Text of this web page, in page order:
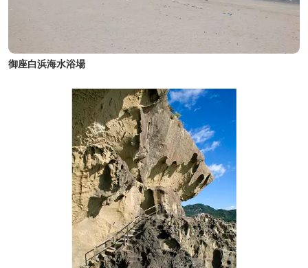
御座白浜海水浴場